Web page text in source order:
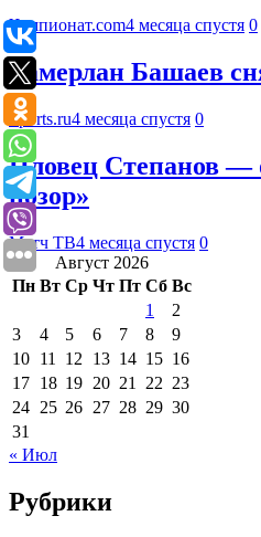
Чемпионат.com4 месяца спустя 0
Тамерлан Башаев
Sports.ru4 месяца спустя 0
Пловец Степанов —
позор»
Матч ТВ4 месяца спустя 0
Август 2026
Пн Вт Ср Чт Пт Сб Вс
1
2
3
4 5 6 7 8
9
10 11 12 13 14 15 16
17 18 19 20 21 22 23
24 25 26 27 28 29 30
31
« Июл
Рубрики